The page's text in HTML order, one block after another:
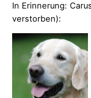
In Erinnerung:
verstorben):